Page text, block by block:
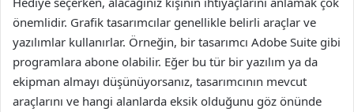
önemlidir. Grafik tasarımcılar genellikle belirli araçlar ve
yazılımlar kullanırlar. Örneğin, bir tasarımcı Adobe Suite gibi
programlara abone olabilir. Eğer bu tür bir yazılım ya da
ekipman almayı düşünüyorsanız, tasarımcının mevcut
araçlarını ve hangi alanlarda eksik olduğunu göz önünde